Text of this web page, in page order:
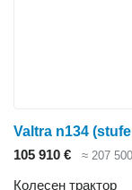
Valtra n134
105 910 €
≈ 207
Колесен трактор